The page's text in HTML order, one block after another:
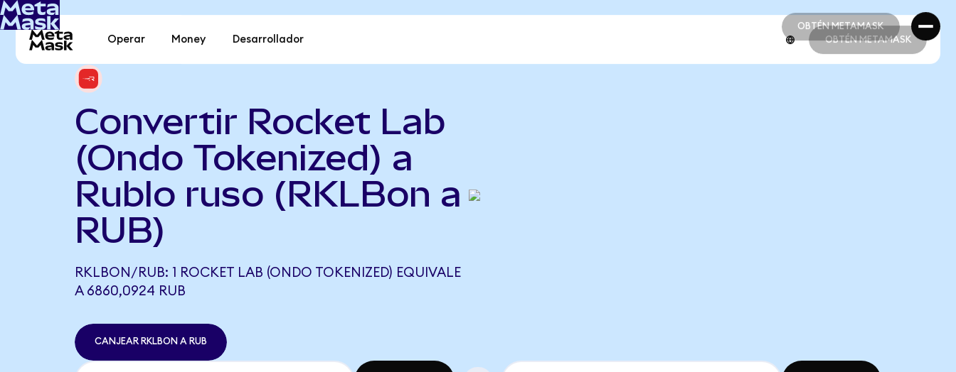
OBTÉN METAMASK
OBTÉN METAMASK
Operar Money Desarrollador OBTÉN METAMASK
Convertir Rocket Lab
(Ondo Tokenized) a
Rublo ruso (RKLBon a
RUB)
RKLBON/RUB: 1 ROCKET LAB (ONDO TOKENIZED) EQUIVALE
A 6860,0924 RUB
CANJEAR RKLBON A RUB